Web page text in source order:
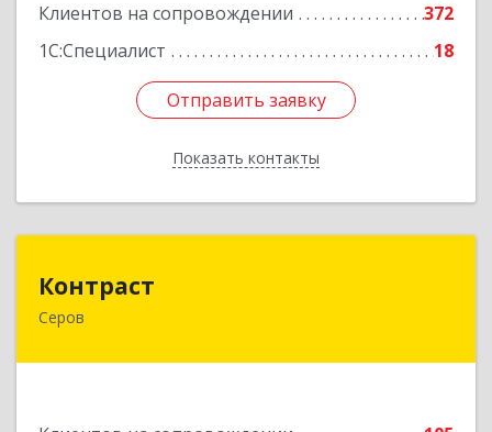
Клиентов на сопровождении
372
1С:Специалист
18
Отправить заявку
Показать контакты
Отправить заявку
Назад
Контраст
Серов
624993, Свердловская обл, Серов г, Ленина ул,